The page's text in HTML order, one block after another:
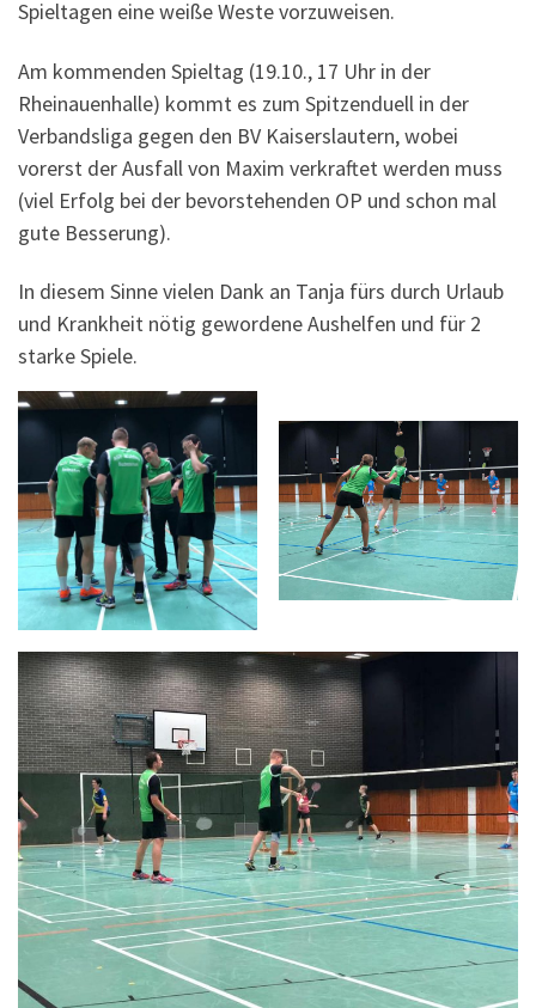
Spieltagen eine weiße Weste vorzuweisen.
Am kommenden Spieltag (19.10., 17 Uhr in der
Rheinauenhalle) kommt es zum Spitzenduell in der
Verbandsliga gegen den BV Kaiserslautern, wobei
vorerst der Ausfall von Maxim verkraftet werden muss
(viel Erfolg bei der bevorstehenden OP und schon mal
gute Besserung).
In diesem Sinne vielen Dank an Tanja fürs durch Urlaub
und Krankheit nötig gewordene Aushelfen und für 2
starke Spiele.